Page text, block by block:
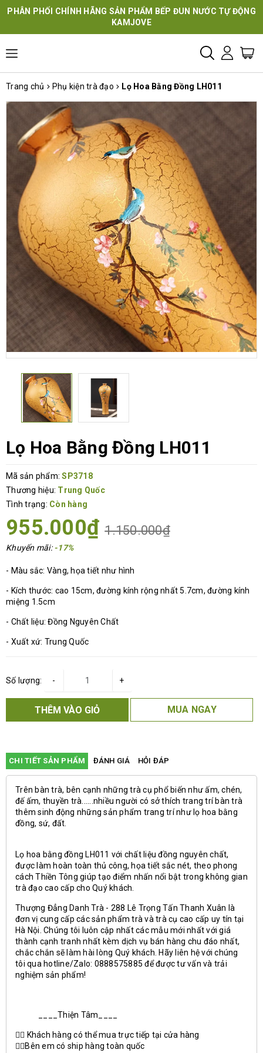
PHÂN PHỐI CHÍNH HÃNG SẢN PHẨM BẾP ĐUN NƯỚC TỰ ĐỘNG
KAMJOVE
Trang chủ Phụ kiện trà đạo Lọ Hoa Bằng Đồng LH011
Lọ Hoa Bằng Đồng LH011
Mã sản phẩm: SP3718
Thương hiệu: Trung Quốc
Tình trạng: Còn hàng
955.000₫ 1.150.000₫
Khuyến mãi:-17%
- Màu sắc: Vàng, họa tiết như hình
- Kích thước: cao 15cm, đường kính rộng nhất 5.7cm, đường kính
miệng 1.5cm
- Chất liệu: Đồng Nguyên Chất
- Xuất xứ: Trung Quốc
Số lượng: +
-
THÊM VÀO GIỎ MUA NGAY
CHI TIẾT SẢN PHẨM ĐÁNH GIÁ HỎI ĐÁP
Trên bàn trà, bên cạnh những trà cụ phổ biến như ấm, chén,
đế ấm, thuyền trà......nhiều người có sở thích trang trí bàn trà
thêm sinh động những sản phẩm trang trí như lọ hoa bằng
đồng, sứ, đất.
Lọ hoa bằng đồng LH011 với chất liệu đồng nguyên chất,
được làm hoàn toàn thủ công, họa tiết sắc nét, theo phong
cách Thiền Tông giúp tạo điểm nhấn nổi bật trong không gian
trà đạo cao cấp cho Quý khách.
Thượng Đẳng Danh Trà - 288 Lê Trọng Tấn Thanh Xuân là
đơn vị cung cấp các sản phẩm trà và trà cụ cao cấp uy tín tại
Hà Nội. Chúng tôi luôn cập nhất các mẫu mới nhất với giá
thành cạnh tranh nhất kèm dịch vụ bán hàng chu đáo nhất,
chắc chắn sẽ làm hài lòng Quý khách. Hãy liên hệ với chúng
tôi qua hotline/Zalo: 0888575885 để được tư vấn và trải
nghiệm sản phẩm!
____Thiện Tâm____
👍🏻 Khách hàng có thể mua trực tiếp tại cửa hàng
👍🏻Bên em có ship hàng toàn quốc